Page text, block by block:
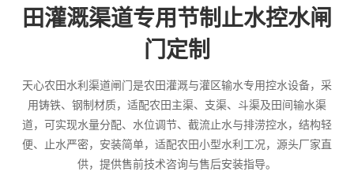
田灌溉渠道专用节制止水控水闸
门定制
天心农田水利渠道闸门是农田灌溉与灌区输水专用控水设备，采
用铸铁、钢制材质，适配农田主渠、支渠、斗渠及田间输水渠
道，可实现水量分配、水位调节、截流止水与排涝控水，结构轻
便、止水严密，安装简单，适配农田小型水利工况，源头厂家直
供，提供售前技术咨询与售后安装指导。